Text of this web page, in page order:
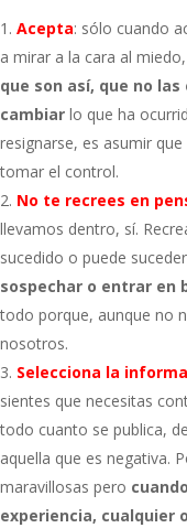
Acepta: sólo cuando
a mirar a la cara al
que son así, que no
cambiar lo que ha
resignarse, es asumir
tomar el control.
No te recrees en
llevamos dentro, sí.
sucedido o puede
sospechar o entrar en
todo porque, aunque no
nosotros.
Selecciona la
sientes que necesitas
todo cuanto se publica,
aquella que es negativa.
maravillosas pero
experiencia, cualquier